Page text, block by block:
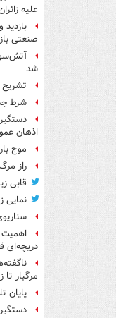
علیه
صنعتی
شد
تشریح
شرط
اذهان
موج
راز مرگ مرد ۷۲ ساله
قابی
نمایی
دریچه‌ای
مرگبار تا
پایان